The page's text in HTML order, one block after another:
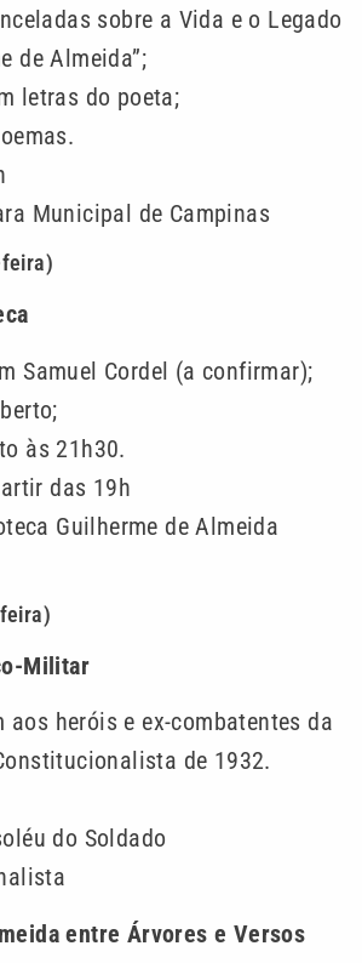
sobre a Vida e o Legado
de Almeida”;
letras do poeta;
Municipal de Campinas
Samuel Cordel (a confirmar);
às 21h30.
das 19h
Guilherme de Almeida
Militar
aos heróis e ex-combatentes da
de 1932.
do Soldado
entre Árvores e Versos